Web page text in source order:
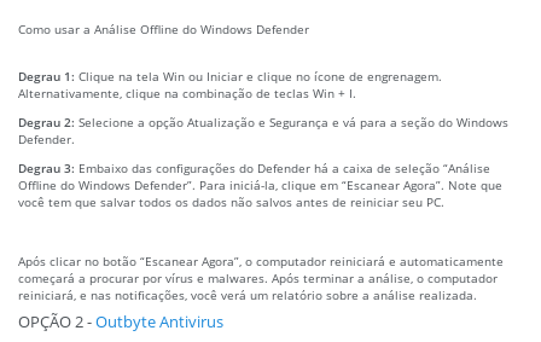
Como usar a Análise Offline do Windows Defender
Degrau 1: Clique na tela Win ou Iniciar e clique no ícone de engrenagem.
Alternativamente, clique na combinação de teclas Win + I.
Degrau 2: Selecione a opção Atualização e Segurança e vá para a seção do Windows
Defender.
Degrau 3: Embaixo das configurações do Defender há a caixa de seleção “Análise
Offline do Windows Defender”. Para iniciá-la, clique em “Escanear Agora”. Note que
você tem que salvar todos os dados não salvos antes de reiniciar seu PC.
Após clicar no botão “Escanear Agora”, o computador reiniciará e automaticamente
começará a procurar por vírus e malwares. Após terminar a análise, o computador
reiniciará, e nas notificações, você verá um relatório sobre a análise realizada.
OPÇÃO 2 -Outbyte Antivirus